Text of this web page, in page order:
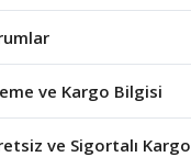
ve Kargo Bilgisi
ve Sigortalı Kargo